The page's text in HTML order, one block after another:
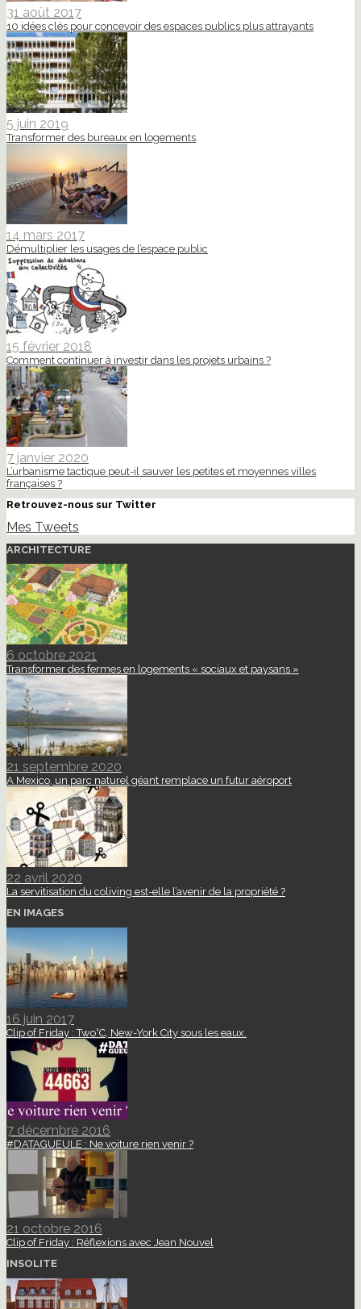
31 août 2017
10 idées clés pour concevoir des espaces publics plus attrayants
5 juin 2019
Transformer des bureaux en logements
14 mars 2017
Démultiplier les usages de l’espace public
15 février 2018
Comment continuer à investir dans les projets urbains ?
7 janvier 2020
L’urbanisme tactique peut-il sauver les petites et moyennes villes
françaises ?
Retrouvez-nous sur Twitter
Mes Tweets
ARCHITECTURE
6 octobre 2021
Transformer des fermes en logements « sociaux et paysans »
21 septembre 2020
A Mexico, un parc naturel géant remplace un futur aéroport
22 avril 2020
La servitisation du coliving est-elle l’avenir de la propriété ?
EN IMAGES
16 juin 2017
Clip of Friday : Two°C, New-York City sous les eaux.
7 décembre 2016
#DATAGUEULE : Ne voiture rien venir ?
21 octobre 2016
Clip of Friday : Réflexions avec Jean Nouvel
INSOLITE